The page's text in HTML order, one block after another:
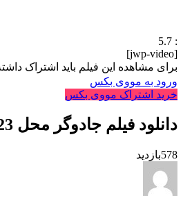
:
5.7
[jwp-video]
برای مشاهده این فیلم باید اشتراک
ورود به مووی بکس
خرید اشتراک مووی بکس
دانلود فیلم جادوگر محل Hood Witch 2023
578بازدید